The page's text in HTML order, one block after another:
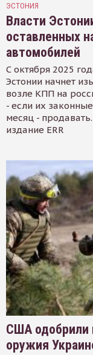
ЭСТОНИЯ
Власти
оставленных
автомобилей
С октября 2025
Эстонии начнет
возле КПП на
- если их
месяц -
издание ERR
США одобрили
оружия